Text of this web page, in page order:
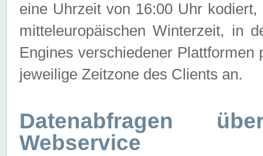
eine Uhrzeit von 16:00 Uhr
mitteleuropäischen Winterzeit, in
Engines verschiedener
jeweilige Zeitzone des Clients an.
Datenabfragen
Webservice